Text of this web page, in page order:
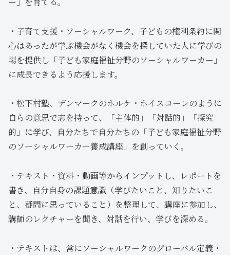
・子育て支援・ソーシャルワーク、子どもの権利条約に関
心はあったが学ぶ機会がなく機会を探していた人に学びの
場を提供し「子ども家庭福祉分野のソーシャルワーカー」
に成長できるよう応援します。
・松下村塾、デンマークのホルケ・ホイスコーレのように
自らの意思で志を持って、「主体的」「対話的」「探究
的」に学び、自分たちで自分たちの「子ども家庭福祉分野
のソーシャルワーカー養成講座」を創っていく。
・テキスト・資料・動画等からインプットし、レポートを
書き、自分自身の課題意識（学びたいこと、知りたいこ
と、疑問に思っていること）を整理して、講座に参加し、
講師のレクチャーを聞き、対話を行い、学びを深める。
・テキストは、常にソーシャルワークのグローバル定義・